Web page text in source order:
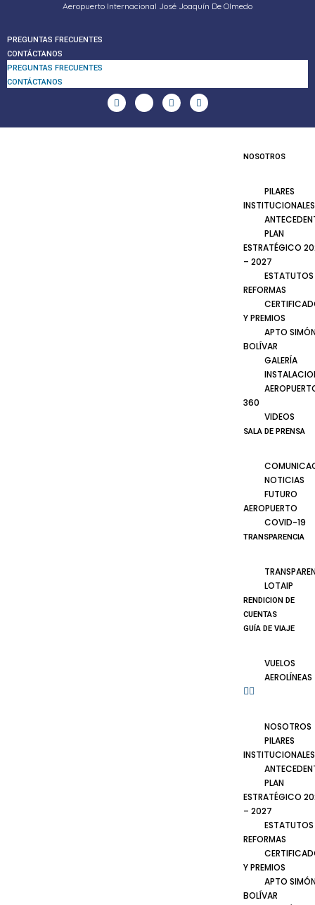
Aeropuerto Internacional José Joaquín De Olmedo
PREGUNTAS FRECUENTES
CONTÁCTANOS
PREGUNTAS FRECUENTES
CONTÁCTANOS
NOSOTROS
PILARES
INSTITUCIONALES
PLAN
ESTRATÉGICO
– 2027
ESTATUTOS
REFORMAS
Y PREMIOS
APTO
BOLÍVAR
GALERÍA
360
VIDEOS
SALA DE PRENSA
NOTICIAS
FUTURO
AEROPUERTO
COVID-19
TRANSPARENCIA
LOTAIP
RENDICION DE
CUENTAS
GUÍA DE VIAJE
VUELOS
AEROLÍNEAS
NOSOTROS
PILARES
INSTITUCIONALES
PLAN
ESTRATÉGICO
– 2027
ESTATUTOS
REFORMAS
Y PREMIOS
APTO
BOLÍVAR